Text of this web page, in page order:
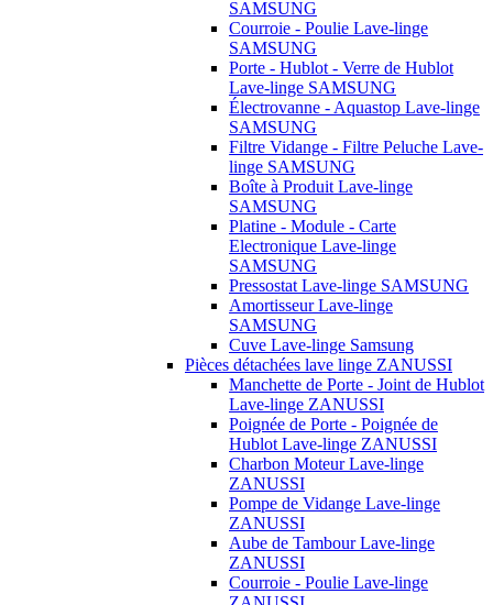
SAMSUNG
Courroie - Poulie Lave-linge
SAMSUNG
Porte - Hublot - Verre de Hublot
Lave-linge SAMSUNG
Électrovanne - Aquastop Lave-linge
SAMSUNG
Filtre Vidange - Filtre Peluche Lave-
linge SAMSUNG
Boîte à Produit Lave-linge
SAMSUNG
Platine - Module - Carte
Electronique Lave-linge
SAMSUNG
Pressostat Lave-linge SAMSUNG
Amortisseur Lave-linge
SAMSUNG
Cuve Lave-linge Samsung
Pièces détachées lave linge ZANUSSI
Manchette de Porte - Joint de Hublot
Lave-linge ZANUSSI
Poignée de Porte - Poignée de
Hublot Lave-linge ZANUSSI
Charbon Moteur Lave-linge
ZANUSSI
Pompe de Vidange Lave-linge
ZANUSSI
Aube de Tambour Lave-linge
ZANUSSI
Courroie - Poulie Lave-linge